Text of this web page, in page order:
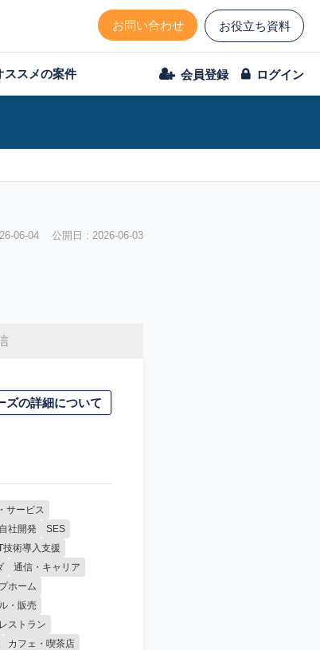
お問い合わせ お役立ち資料
ススメの案件 会員登録 ログイン
06-04 公開日 : 2026-06-03
ズの詳細について
サービス
社開発
SES
技術導入支援
通信・キャリア
ホーム
・販売
ストラン
カフェ・喫茶店